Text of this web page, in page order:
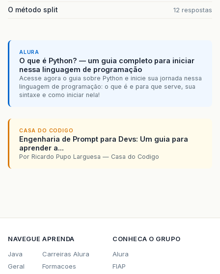
O método split 12 respostas
ALURA
O que é Python? — um guia completo para iniciar
nessa linguagem de programação
Acesse agora o guia sobre Python e inicie sua jornada nessa
linguagem de programação: o que é e para que serve, sua
sintaxe e como iniciar nela!
CASA DO CODIGO
Engenharia de Prompt para Devs: Um guia para
aprender a...
Por Ricardo Pupo Larguesa — Casa do Codigo
NAVEGUE
Java
Geral
APRENDA
Carreiras Alura
Formacoes
CONHECA O GRUPO
Alura
FIAP